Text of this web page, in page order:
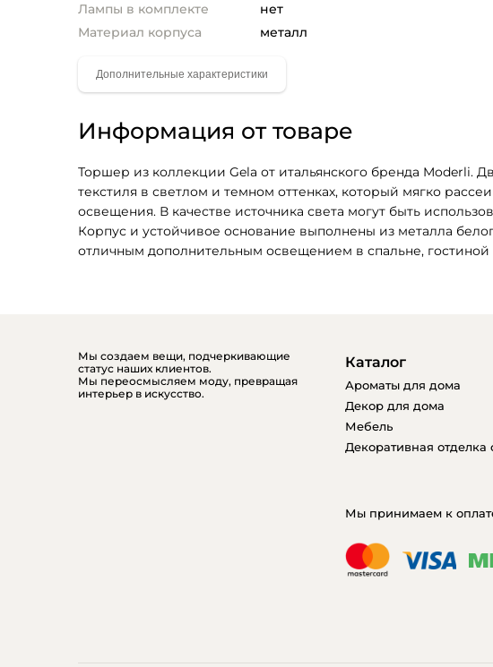
Лампы в комплекте
нет
Материал корпуса
металл
Информация от товаре
Торшер из коллекции Gela от итальянского бренда Moderli.
текстиля в светлом и темном оттенках, который мягко
освещения. В качестве источника света могут быть
Корпус и устойчивое основание выполнены из металла
отличным дополнительным освещением в спальне, гостиной
Мы создаем вещи, подчеркивающие
статус наших клиентов.
Мы переосмысляем моду, превращая
интерьер в искусство.
Каталог
Ароматы для дома
Декор для дома
Мебель
Декоративная отделка
Мы принимаем к